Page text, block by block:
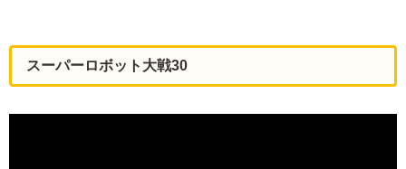
スーパーロボット大戦30